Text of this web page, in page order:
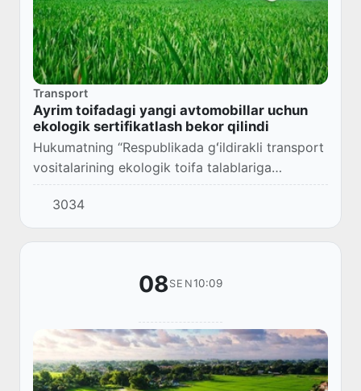
Transport
Ayrim toifadagi yangi avtomobillar uchun
ekologik sertifikatlash bekor qilindi
Hukumatning “Respublikada gʻildirakli transport
vositalarining ekologik toifa talablariga
muvofiqligini baholash tizimini yanada
takomillashtirish chora-tadbirlari toʻgʻrisida”gi
q...
3034
08SEN10:09